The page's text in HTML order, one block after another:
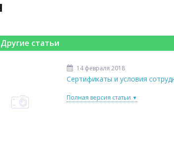
Другие статьи
14 февраля 2018
Сертификаты и условия
Полная версия статьи